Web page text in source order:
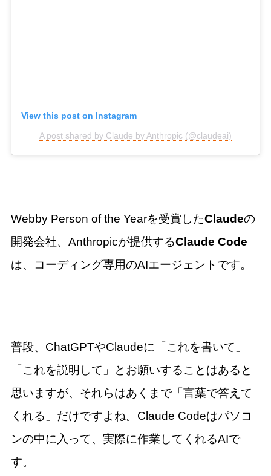
View this post on Instagram
A post shared by Claude by Anthropic (@claudeai)
Webby Person of the Yearを受賞したClaudeの
開発会社、Anthropicが提供するClaude Code
は、コーディング専用のAIエージェントです。
普段、ChatGPTやClaudeに「これを書いて」
「これを説明して」とお願いすることはあると
思いますが、それらはあくまで「言葉で答えて
くれる」だけですよね。Claude Codeはパソコ
ンの中に入って、実際に作業してくれるAIで
す。